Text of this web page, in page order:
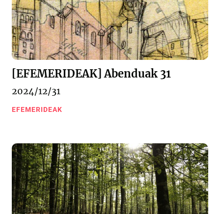
[EFEMERIDEAK] Abenduak 31
2024/12/31
EFEMERIDEAK